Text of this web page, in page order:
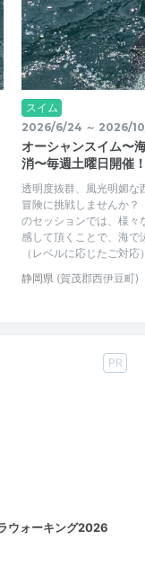
スイム
2026/6/24 ～ 2026/
オーシャンスイム〜
消〜毎週土曜日開催
透明度抜群、風光明媚な
冒険に挑戦しませんか？
のセッションでは、様々
感して頂くことで、海で
（レベルに応じたご対応
静岡県 (賀茂郡西伊豆町)
PR
ウォーキング2026